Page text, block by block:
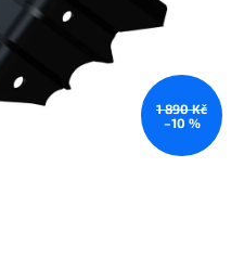
1 890 Kč
–10 %